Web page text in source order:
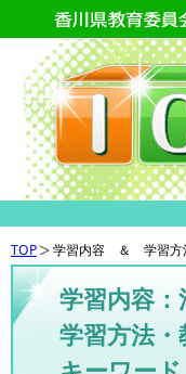
TOP 学習内容 ＆ 学習方
学習内容
学習方法